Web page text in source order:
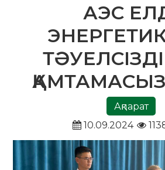
АЭС
ҚАМТАМАСЫЗ
Ақпарат
10.09.2024